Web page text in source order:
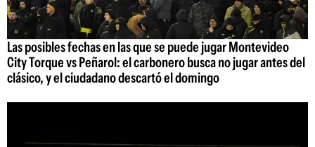
Las posibles fechas en las que se puede jugar Montevideo
City Torque vs Peñarol: el carbonero busca no jugar antes del
clásico, y el ciudadano descartó el domingo